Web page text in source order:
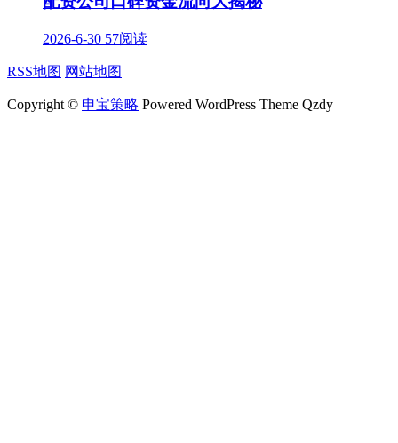
2026-6-30 57阅读
RSS地图 网站地图
Copyright © 申宝策略 Powered WordPress Theme Qzdy